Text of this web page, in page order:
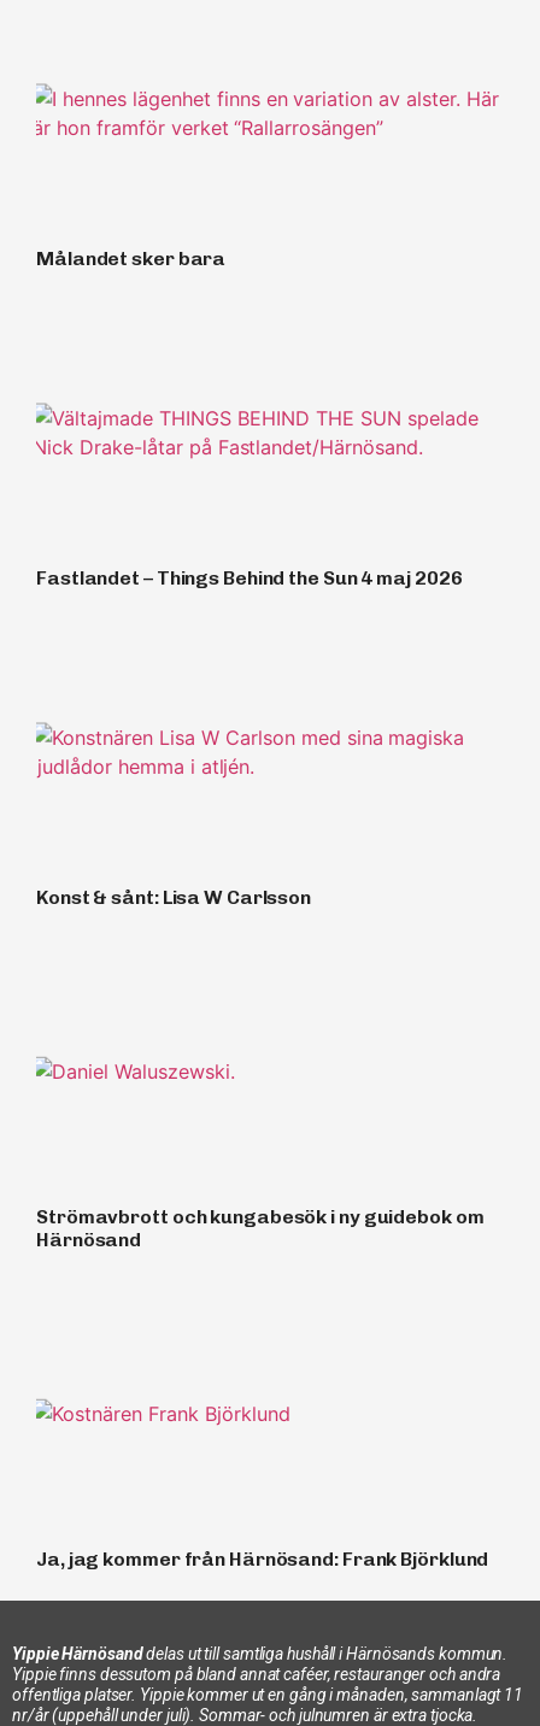
Målandet sker bara
Fastlandet – Things Behind the Sun 4 maj 2026
Konst & sånt: Lisa W Carlsson
Strömavbrott och kungabesök i ny guidebok om
Härnösand
Ja, jag kommer från Härnösand: Frank Björklund
Yippie Härnösanddelas ut till samtliga hushåll i Härnösands kommun.
Yippie finns dessutom på bland annat caféer, restauranger och andra
offentliga platser. Yippie kommer ut en gång i månaden, sammanlagt 11
nr/år (uppehåll under juli). Sommar- och julnumren är extra tjocka.